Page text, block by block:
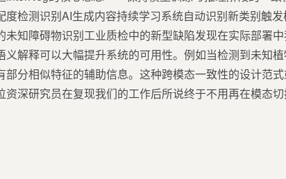
度检测识别AI生成内容持续学习系统自动识别新类别触
未知障碍物识别工业质检中的新型缺陷发现在实际部署
义解释可以大幅提升系统的可用性。例如当检测到未知
部分相似特征的辅助信息。这种跨模态一致性的设计范
资深研究员在复现我们的工作后所说终于不用再在模态切